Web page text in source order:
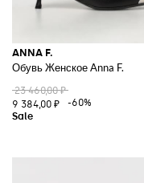
ANNA F.
Обувь Женское Anna F.
23 460,00 ₽
9 384,00 ₽
-60%